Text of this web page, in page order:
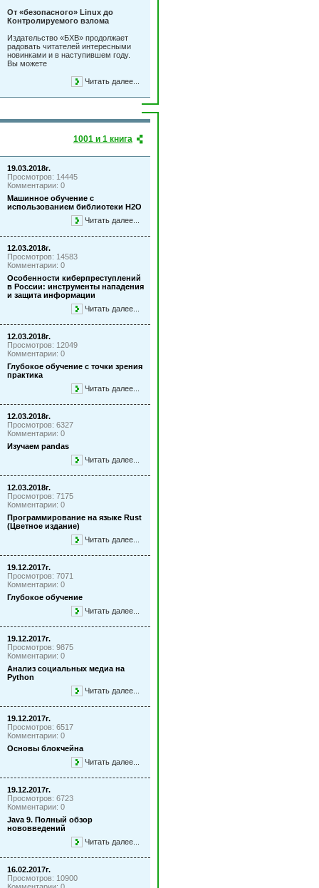
От «безопасного» Linux до
Контролируемого взлома
Издательство «БХВ» продолжает
радовать читателей интересными
новинками и в наступившем году.
Вы можете
Читать далее...
1001 и 1 книга
19.03.2018г.
Просмотров: 14445
Комментарии: 0
Машинное обучение с
использованием библиотеки Н2О
Читать далее...
12.03.2018г.
Просмотров: 14583
Комментарии: 0
Особенности киберпреступлений
в России: инструменты нападения
и защита информации
Читать далее...
12.03.2018г.
Просмотров: 12049
Комментарии: 0
Глубокое обучение с точки зрения
практика
Читать далее...
12.03.2018г.
Просмотров: 6327
Комментарии: 0
Изучаем pandas
Читать далее...
12.03.2018г.
Просмотров: 7175
Комментарии: 0
Программирование на языке Rust
(Цветное издание)
Читать далее...
19.12.2017г.
Просмотров: 7071
Комментарии: 0
Глубокое обучение
Читать далее...
19.12.2017г.
Просмотров: 9875
Комментарии: 0
Анализ социальных медиа на
Python
Читать далее...
19.12.2017г.
Просмотров: 6517
Комментарии: 0
Основы блокчейна
Читать далее...
19.12.2017г.
Просмотров: 6723
Комментарии: 0
Java 9. Полный обзор
нововведений
Читать далее...
16.02.2017г.
Просмотров: 10900